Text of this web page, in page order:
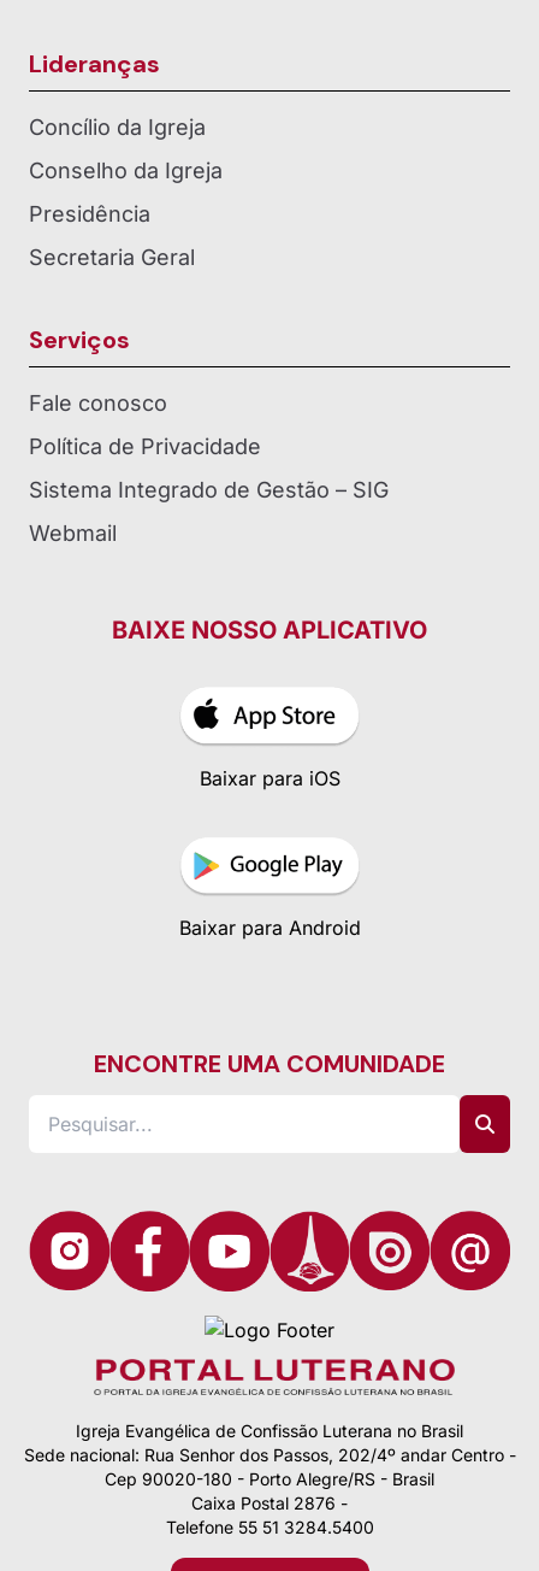
Lideranças
Concílio da Igreja
Conselho da Igreja
Presidência
Secretaria Geral
Serviços
Fale conosco
Política de Privacidade
Sistema Integrado de Gestão – SIG
Webmail
BAIXE NOSSO APLICATIVO
Baixar para iOS
Baixar para Android
ENCONTRE UMA COMUNIDADE
Igreja Evangélica de Confissão Luterana no Brasil
Sede nacional: Rua Senhor dos Passos, 202/4º andar Centro -
Cep 90020-180 - Porto Alegre/RS - Brasil
Caixa Postal 2876 -
Telefone 55 51 3284.5400